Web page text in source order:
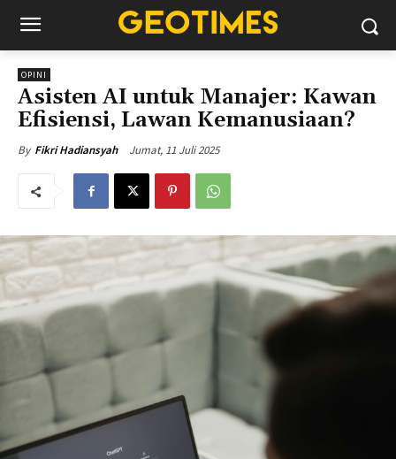
OPINI
Asisten AI untuk Manajer: Kawan
Efisiensi, Lawan Kemanusiaan?
By Fikri Hadiansyah Jumat, 11 Juli 2025